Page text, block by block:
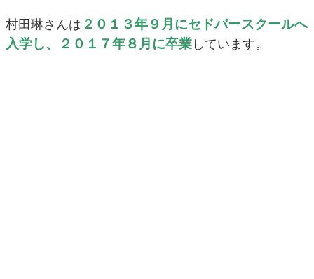
村田琳さんは ２０１３年９月にセドバースクールへ
入学し、２０１７年８月に卒業 しています。